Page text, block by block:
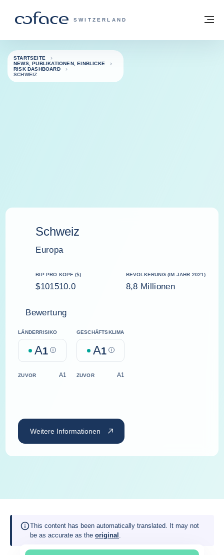
COFACE FOR TRADE - WEBSEITE DER
SWITZERLAND
Zurück zur Startseite
STARTSEITE
NEWS, PUBLIKATIONEN, EINBLICKE
RISK DASHBOARD
SCHWEIZ
Schweiz
Europa
BIP PRO KOPF ($)
$101510.0
BEVÖLKERUNG (IM JAHR 2021)
8,8 Millionen
Bewertung
LÄNDERRISIKO
A1 Help
GESCHÄFTSKLIMA
A1 Help
ZUVOR A1 ZUVOR A1
Weitere Informationen
This content has been automatically translated. It may not
be as accurate as the original .